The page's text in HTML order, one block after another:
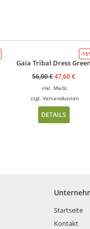
-
Gaia Tribal Dress
56,00€47,60€
inkl. MwSt.
zzgl.Versandkosten
DETAILS
Startseite
Kontakt